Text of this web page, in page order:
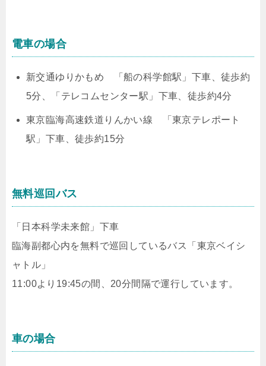
電車の場合
新交通ゆりかもめ 「船の科学館駅」下車、徒歩約
5分、「テレコムセンター駅」下車、徒歩約4分
東京臨海高速鉄道りんかい線 「東京テレポート
駅」下車、徒歩約15分
無料巡回バス
「日本科学未来館」下車
臨海副都心内を無料で巡回しているバス「東京ベイシ
ャトル」
11:00より19:45の間、20分間隔で運行しています。
車の場合